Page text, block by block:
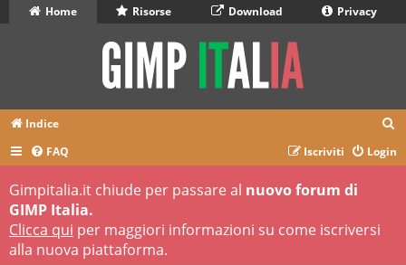
Home Risorse Download Privacy
Indice
r
FAQ Login
Iscriviti
Gimpitalia.it chiude per passare al nuovo forum di
GIMP Italia.
Clicca qui per maggiori informazioni su come iscriversi
alla nuova piattaforma.